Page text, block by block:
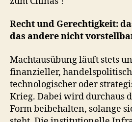
Recht und Gerechtigkeit:
das andere nicht
Machtausübung läuft stets
finanzieller,
technologischer oder
Krieg. Dabei wird durchaus
Form beibehalten, solange